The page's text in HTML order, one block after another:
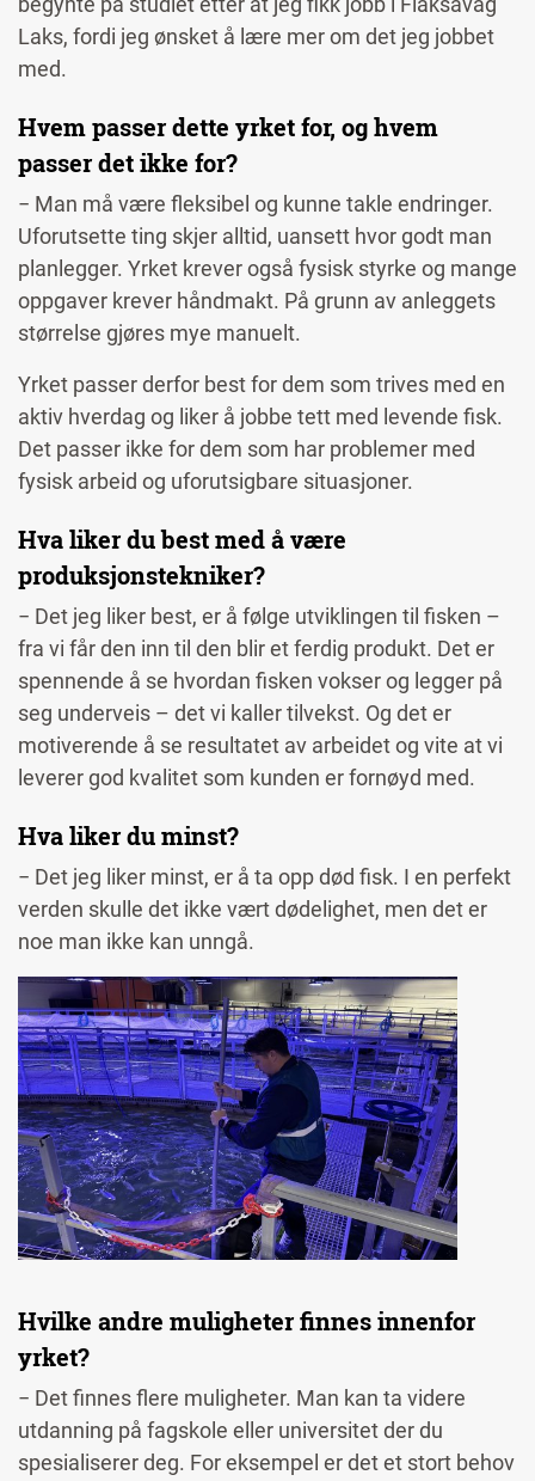
Laks, fordi jeg ønsket å lære mer om det jeg jobbet
med.
Hvem passer dette yrket for, og hvem
passer det ikke for?
− Man må være fleksibel og kunne takle endringer.
Uforutsette ting skjer alltid, uansett hvor godt man
planlegger. Yrket krever også fysisk styrke og mange
oppgaver krever håndmakt. På grunn av anleggets
størrelse gjøres mye manuelt.
Yrket passer derfor best for dem som trives med en
aktiv hverdag og liker å jobbe tett med levende fisk.
Det passer ikke for dem som har problemer med
fysisk arbeid og uforutsigbare situasjoner.
Hva liker du best med å være
produksjonstekniker?
− Det jeg liker best, er å følge utviklingen til fisken –
fra vi får den inn til den blir et ferdig produkt. Det er
spennende å se hvordan fisken vokser og legger på
seg underveis – det vi kaller tilvekst. Og det er
motiverende å se resultatet av arbeidet og vite at vi
leverer god kvalitet som kunden er fornøyd med.
Hva liker du minst?
− Det jeg liker minst, er å ta opp død fisk. I en perfekt
verden skulle det ikke vært dødelighet, men det er
noe man ikke kan unngå.
Image
Hvilke andre muligheter finnes innenfor
yrket?
− Det finnes flere muligheter. Man kan ta videre
utdanning på fagskole eller universitet der du
spesialiserer deg. For eksempel er det et stort behov